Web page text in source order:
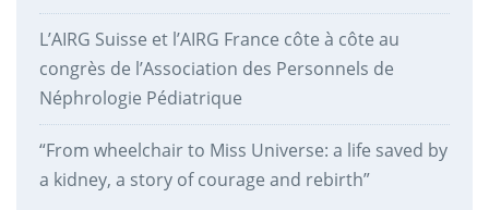
L’AIRG Suisse et l’AIRG France côte à côte au
congrès de l’Association des Personnels de
Néphrologie Pédiatrique
“From wheelchair to Miss Universe: a life saved by
a kidney, a story of courage and rebirth”